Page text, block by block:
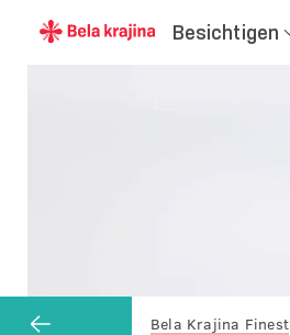
Besichtigen
Bela Krajina Finest